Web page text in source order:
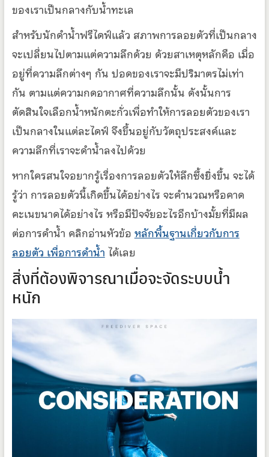
ของเราเป็นกลางกับน้ำทะเล
สำหรับนักดำน้ำฟรีไดฟ์แล้ว สภาพการลอยตัวที่เป็นกลาง
จะเปลี่ยนไปตามแต่ความลึกด้วย ด้วยสาเหตุหลักคือ เมื่อ
อยู่ที่ความลึกต่างๆ กัน ปอดของเราจะมีปริมาตรไม่เท่า
กัน ตามแต่ความกดอากาศที่ความลึกนั้น ดังนั้นการ
ตัดสินใจเลือกน้ำหนักตะกั่วเพื่อทำให้การลอยตัวของเรา
เป็นกลางในแต่ละไดฟ์ จึงขึ้นอยู่กับวัตถุประสงค์และ
ความลึกที่เราจะดำน้ำลงไปด้วย
หากใครสนใจอยากรู้เรื่องการลอยตัวให้ลึกซึ้งยิ่งขึ้น จะได้
รู้ว่า การลอยตัวนี้เกิดขึ้นได้อย่างไร จะคำนวณหรือคาด
คะเนขนาดได้อย่างไร หรือมีปัจจัยอะไรอีกบ้างมั้ยที่มีผล
ต่อการดำน้ำ คลิกอ่านหัวข้อ หลักพื้นฐานเกี่ยวกับการ
ลอยตัว เพื่อการดำน้ำ ได้เลย
สิ่งที่ต้องพิจารณาเมื่อจะจัดระบบน้ำ
หนัก